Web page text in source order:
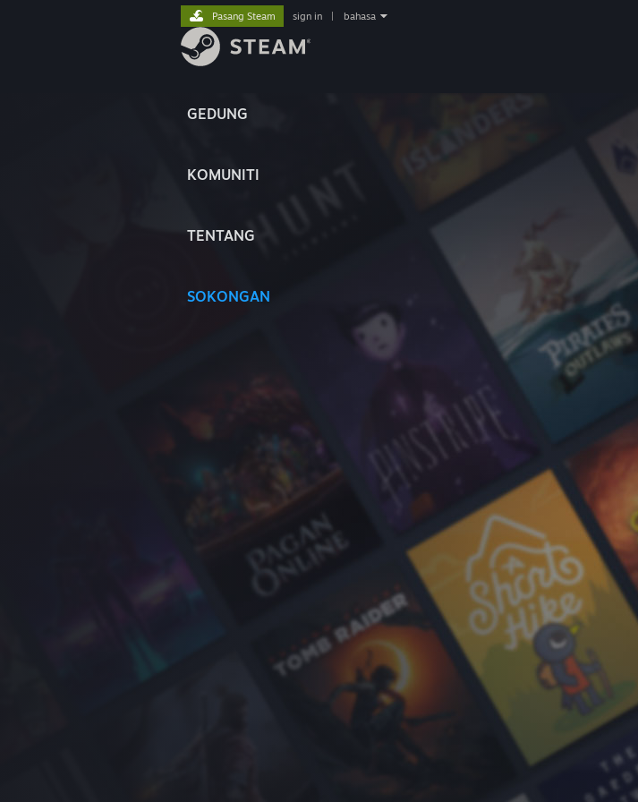
GEDUNG
KOMUNITI
TENTANG
SOKONGAN
Pasang Steam sign in bahasa